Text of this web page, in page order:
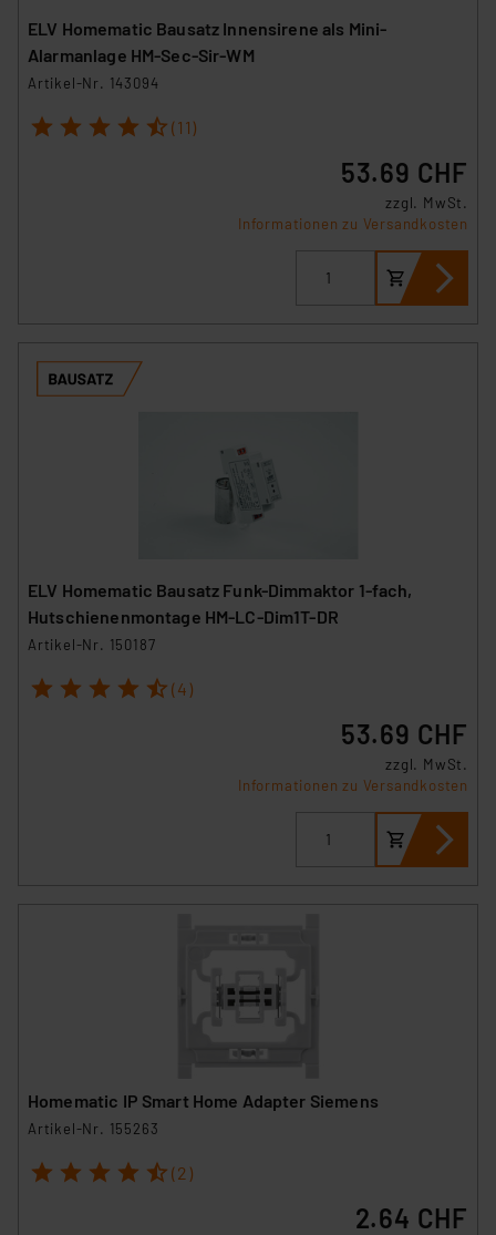
ELV Homematic Bausatz Innensirene als Mini-
Alarmanlage HM-Sec-Sir-WM
Artikel-Nr. 143094
1 2 3 4 5 (11)
53.69 CHF
zzgl. MwSt.
Informationen zu Versandkosten
ELV Homematic Bausatz Funk-Dimmaktor 1-fach,
Hutschienenmontage HM-LC-Dim1T-DR
Artikel-Nr. 150187
1 2 3 4 5 (4)
53.69 CHF
zzgl. MwSt.
Informationen zu Versandkosten
Homematic IP Smart Home Adapter Siemens
Artikel-Nr. 155263
1 2 3 4 5 (2)
2.64 CHF